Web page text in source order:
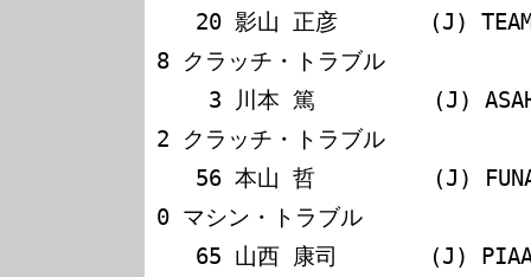
8 クラッチ・トラブル
2 クラッチ・トラブル
0 マシン・トラブル